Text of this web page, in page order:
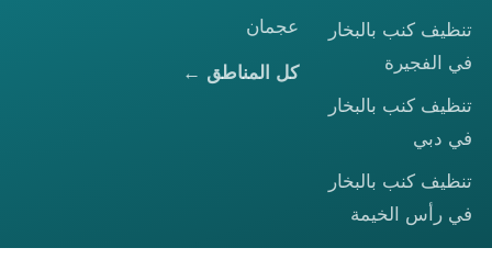
تنظيف كنب بالبخار
في الفجيرة
تنظيف كنب بالبخار
في دبي
تنظيف كنب بالبخار
في رأس الخيمة
عجمان
كل المناطق ←